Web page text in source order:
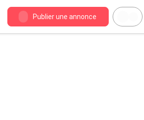
Publier une annonce